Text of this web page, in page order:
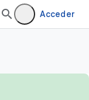
Acceder